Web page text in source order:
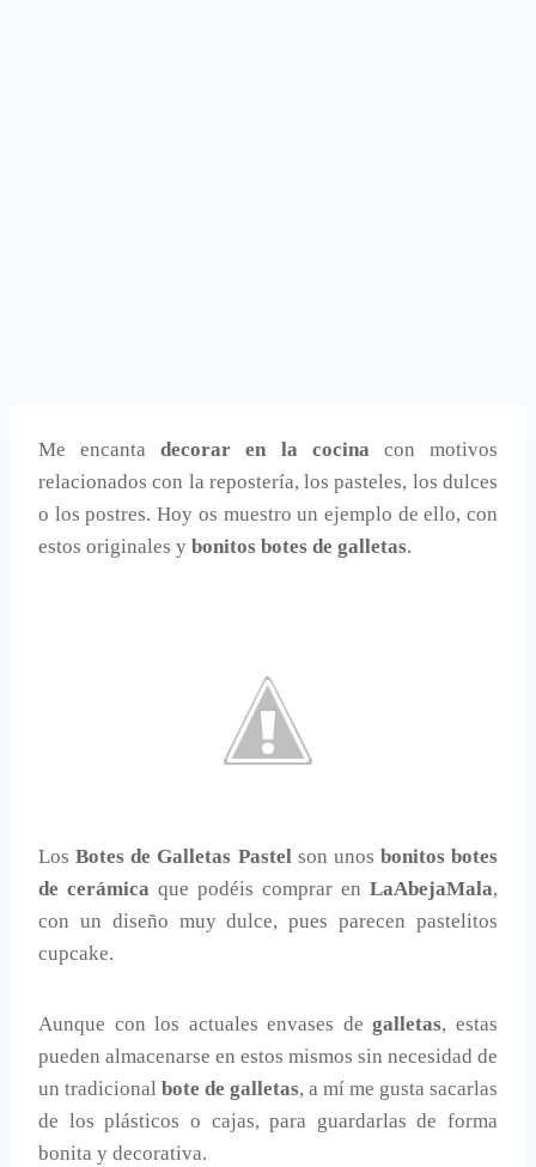
Me encantadecorar en la cocina con motivos
relacionados con la repostería, los pasteles, los dulces
o los postres. Hoy os muestro un ejemplo de ello, con
estos originales y bonitos botes de galletas.
LosBotes de Galletas Pastel son unos bonitos botes
de cerámica que podéis comprar en LaAbejaMala,
con un diseño muy dulce, pues parecen pastelitos
cupcake.
Aunque con los actuales envases degalletas, estas
pueden almacenarse en estos mismos sin necesidad de
un tradicional bote de galletas, a mí me gusta sacarlas
de los plásticos o cajas, para guardarlas de forma
bonita y decorativa.